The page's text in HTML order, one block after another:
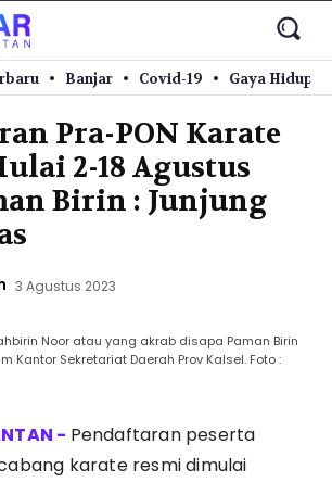
Banjar Covid-19 Gaya Hidup
Pra-PON Karate
2-18 Agustus
Birin : Junjung
3 Agustus 2023
Noor atau yang akrab disapa Paman Birin
Kantor Sekretariat Daerah Prov Kalsel. Foto :
Pendaftaran peserta
karate resmi dimulai